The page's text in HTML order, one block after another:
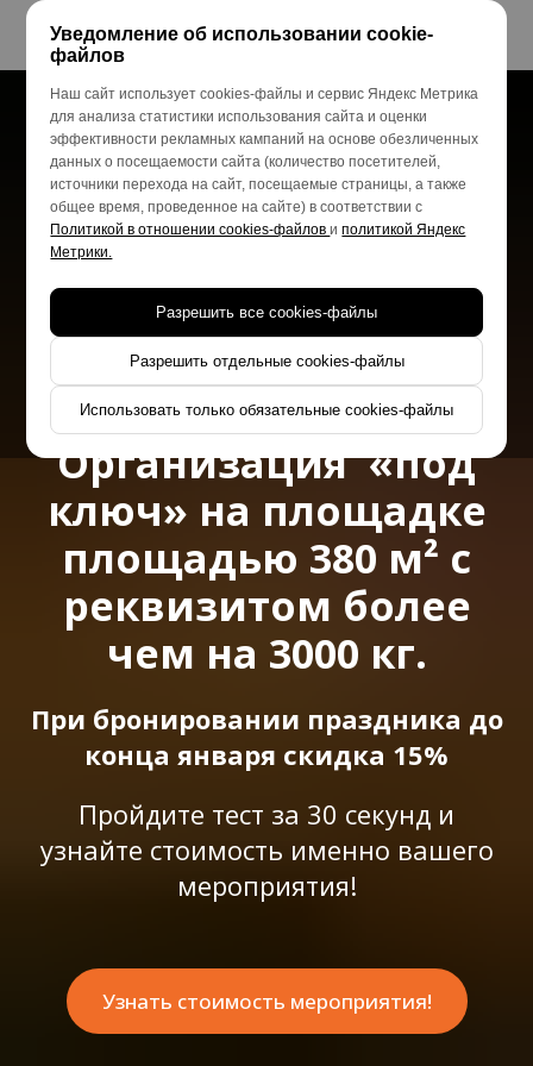
Уведомление об использовании cookie-
файлов
Наш сайт использует cookies-файлы и сервис Яндекс Метрика
для анализа статистики использования сайта и оценки
эффективности рекламных кампаний на основе обезличенных
данных о посещаемости сайта (количество посетителей,
источники перехода на сайт, посещаемые страницы, а также
общее время, проведенное на сайте) в соответствии с
Политикой в отношении cookies-файловиполитикой Яндекс
Метрики.
Разрешить все cookies-файлы
Разрешить отдельные cookies-файлы
Использовать только обязательные cookies-файлы
Посетите Игровое
ШОУ мотивам теле-
шоу
«Зов джунглей»
от создателей
«Форт Боярд»
и сплоите ваш класс!
Организация «под
ключ» на площадке
площадью 380 м² с
реквизитом более
чем на 3000 кг.
При бронировании праздника до
конца января скидка 15%
Пройдите тест за 30 секунд и
узнайте стоимость именно вашего
мероприятия!
Узнать стоимость мероприятия!